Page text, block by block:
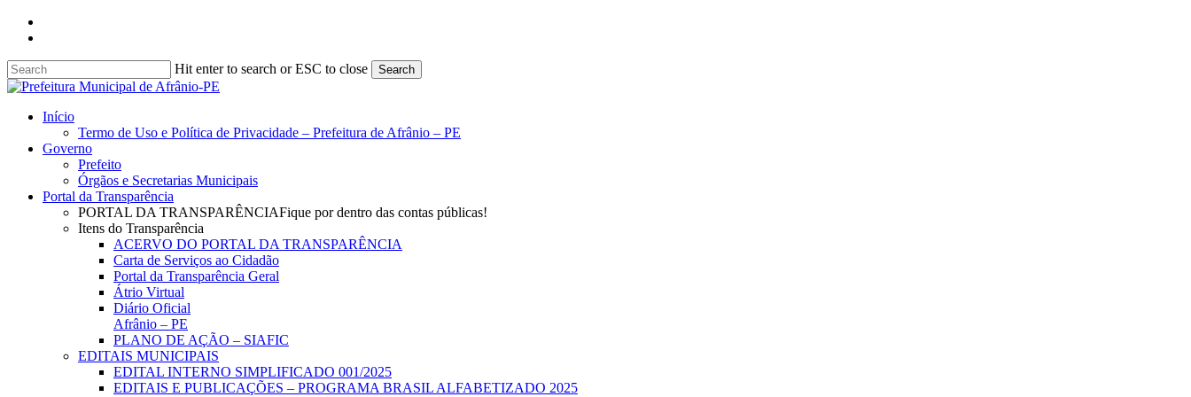
Skip
content
Hit enter to search or ESC to close Search
Close
search
Menu
Início
Termo de Uso e Política de Privacidade – Prefeitura de Afrânio – PE
Governo
Prefeito
Órgãos e Secretarias Municipais
Portal da Transparência
PORTAL DA TRANSPARÊNCIAFique por dentro das contas públicas!
Itens do Transparência
ACERVO DO PORTAL DA TRANSPARÊNCIA
Carta de Serviços ao Cidadão
Portal da Transparência Geral
Átrio Virtual
Diário Oficial
Afrânio – PE
PLANO DE AÇÃO – SIAFIC
EDITAIS MUNICIPAIS
EDITAL INTERNO SIMPLIFICADO 001/2025
EDITAIS E PUBLICAÇÕES – PROGRAMA BRASIL ALFABETIZADO 2025